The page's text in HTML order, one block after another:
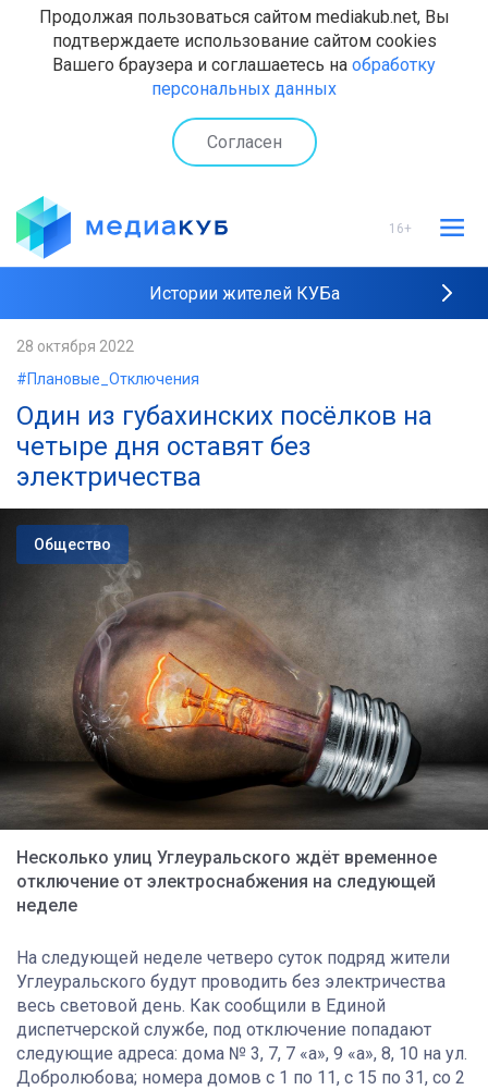
Продолжая пользоваться сайтом mediakub.net, Вы
подтверждаете использование сайтом cookies
Вашего браузера и соглашаетесь на обработку
персональных данных
Согласен
16+
Истории жителей КУБа
28 октября 2022
#Плановые_Отключения
Один из губахинских посёлков на
четыре дня оставят без
электричества
Общество
Несколько улиц Углеуральского ждёт временное
отключение от электроснабжения на следующей
неделе
На следующей неделе четверо суток подряд жители
Углеуральского будут проводить без электричества
весь световой день. Как сообщили в Единой
диспетчерской службе, под отключение попадают
следующие адреса: дома № 3, 7, 7 «а», 9 «а», 8, 10 на ул.
Добролюбова; номера домов с 1 по 11, с 15 по 31, со 2